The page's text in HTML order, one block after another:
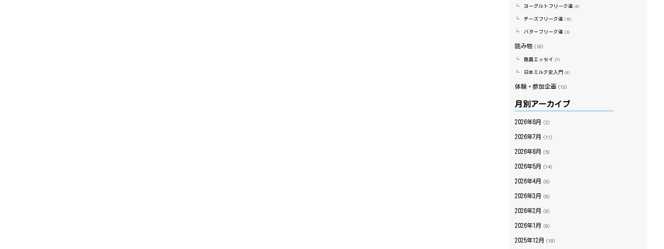
ヨーグルトフリーク道（6）
チーズフリーク道（16）
バターフリーク道（3）
読み物（10）
酪農エッセイ （7）
日本ミルク史入門（4）
体験・参加企画（13）
月別アーカイブ
2026年8月 （2）
2026年7月 （11）
2026年6月 （5）
2026年5月 （14）
2026年4月 （9）
2026年3月 （8）
2026年2月 （9）
2026年1月 （9）
2025年12月 （10）